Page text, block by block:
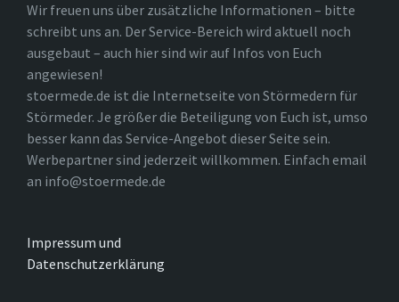
Wir freuen uns über zusätzliche Informationen – bitte
schreibt uns an. Der Service-Bereich wird aktuell noch
ausgebaut – auch hier sind wir auf Infos von Euch
angewiesen!
stoermede.de ist die Internetseite von Störmedern für
Störmeder. Je größer die Beteiligung von Euch ist, umso
besser kann das Service-Angebot dieser Seite sein.
Werbepartner sind jederzeit willkommen. Einfach email
an info@stoermede.de
Impressum und
Datenschutzerklärung